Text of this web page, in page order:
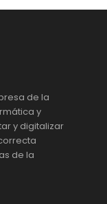
de la
y
y digitalizar
de la